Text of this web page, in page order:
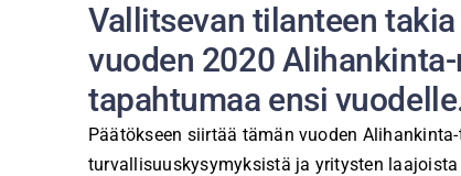
Vallitsevan tilanteen
vuoden 2020
tapahtumaa ensi
Päätökseen siirtää tämän vuoden
turvallisuuskysymyksistä ja yritysten